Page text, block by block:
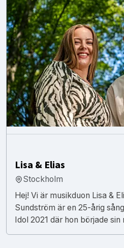
Lisa & Elias
Stockholm
Hej! Vi är musikduon Lisa &
Sundström är en 25-årig
Idol 2021 där hon började sin